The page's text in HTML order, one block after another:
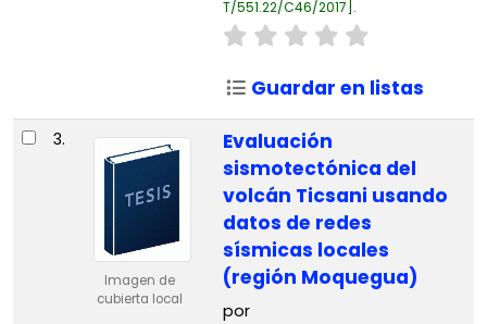
T/551.22/C46/2017 .
Guardar en listas
3.
Imagen de
cubierta local
Evaluación
sismotectónica del
volcán Ticsani usando
datos de redes
sísmicas locales
(región Moquegua)
por